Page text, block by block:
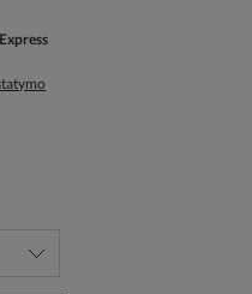
išlaidos